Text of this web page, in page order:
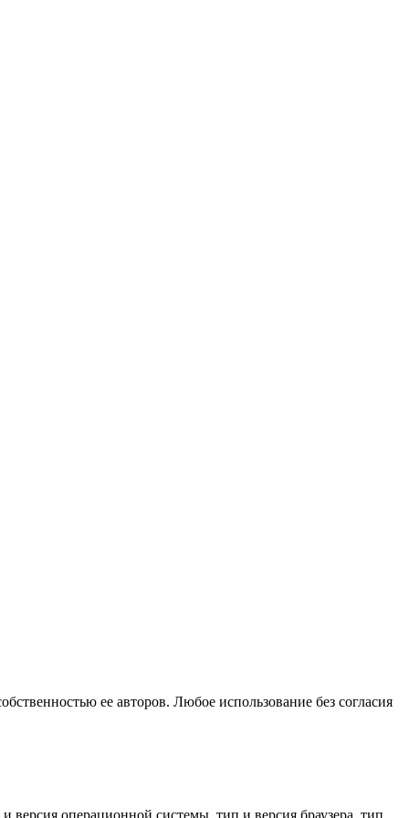
ее авторов. Любое использование без согласия
версия операционной системы, тип и версия браузера, тип